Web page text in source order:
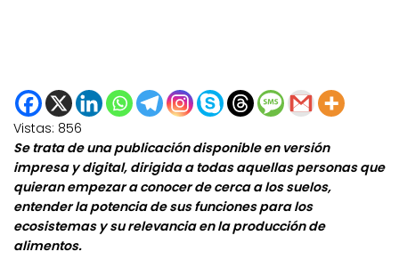
Vistas: 856
Se trata de una publicación disponible en versión
impresa y digital, dirigida a todas aquellas personas que
quieran empezar a conocer de cerca a los suelos,
entender la potencia de sus funciones para los
ecosistemas y su relevancia en la producción de
alimentos.